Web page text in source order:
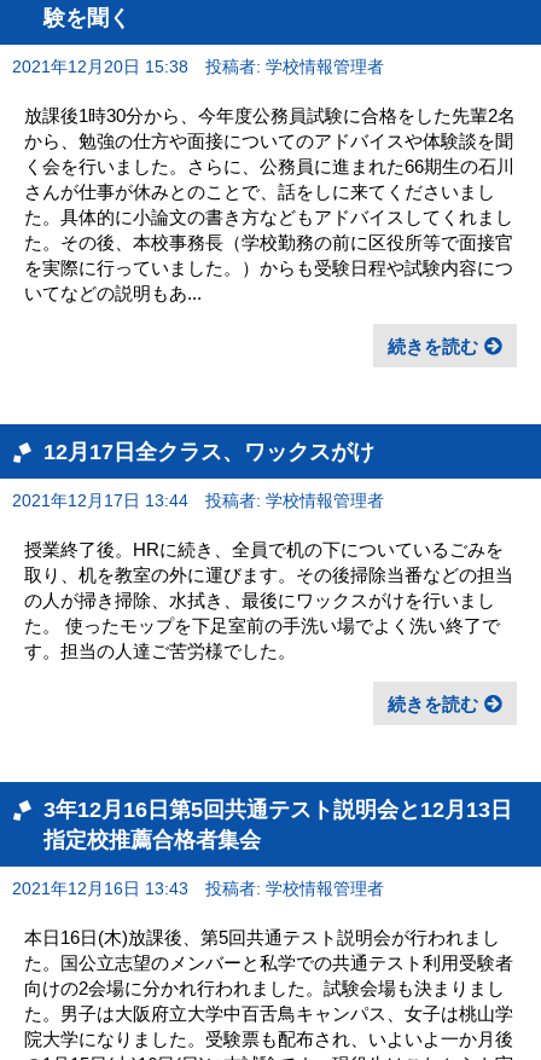
験を聞く
2021年12月20日 15:38 投稿者: 学校情報管理者
放課後1時30分から、今年度公務員試験に合格をした先輩2名
から、勉強の仕方や面接についてのアドバイスや体験談を聞
く会を行いました。さらに、公務員に進まれた66期生の石川
さんが仕事が休みとのことで、話をしに来てくださいまし
た。具体的に小論文の書き方などもアドバイスしてくれまし
た。その後、本校事務長（学校勤務の前に区役所等で面接官
を実際に行っていました。）からも受験日程や試験内容につ
いてなどの説明もあ...
続きを読む
12月17日全クラス、ワックスがけ
2021年12月17日 13:44 投稿者: 学校情報管理者
授業終了後。HRに続き、全員で机の下についているごみを
取り、机を教室の外に運びます。その後掃除当番などの担当
の人が掃き掃除、水拭き、最後にワックスがけを行いまし
た。 使ったモップを下足室前の手洗い場でよく洗い終了で
す。担当の人達ご苦労様でした。
続きを読む
3年12月16日第5回共通テスト説明会と12月13日
指定校推薦合格者集会
2021年12月16日 13:43 投稿者: 学校情報管理者
本日16日(木)放課後、第5回共通テスト説明会が行われまし
た。国公立志望のメンバーと私学での共通テスト利用受験者
向けの2会場に分かれ行われました。試験会場も決まりまし
た。男子は大阪府立大学中百舌鳥キャンパス、女子は桃山学
院大学になりました。受験票も配布され、いよいよ一か月後